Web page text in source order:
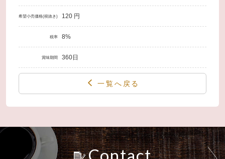
希望小売価格(税抜き) 120 円
税率 8%
賞味期間 360日
一覧へ戻る